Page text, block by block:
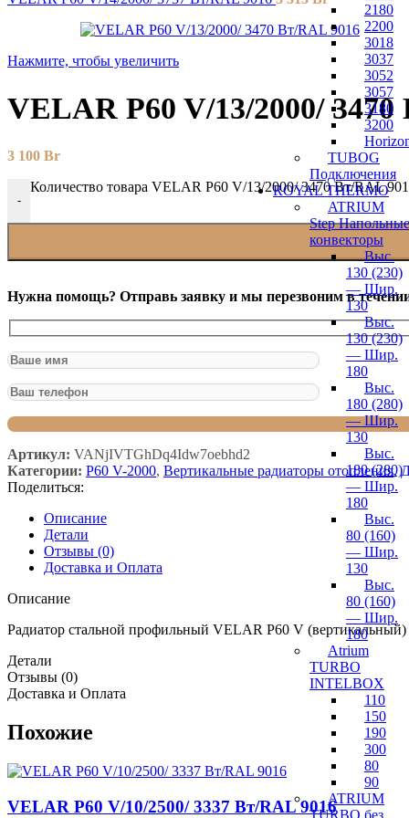
2180
2200
3018
3037
3052
3057
3180
3200
TUBOG
Подключения
ROYAL THERMO
ATRIUM
Step Напольные
конвекторы
Выс.
130 (230)
— Шир.
130
Выс.
130 (230)
— Шир.
180
Выс.
180 (280)
— Шир.
130
Выс.
180 (280)
— Шир.
180
Выс.
80 (160)
— Шир.
130
Выс.
80 (160)
— Шир.
180
Atrium
TURBO
INTELBOX
110
150
190
300
80
90
ATRIUM
TURBO без
Нажмите, чтобы увеличить
VELAR P60 V/13/2000/ 3470
3 100 Br
-
Количество товара VELAR P60 V/13/2000/ 3470 Bт/RAL
Нужна помощь? Отправь заявку и мы перезвоним в
Артикул: VANjIVTGhDq4Idw7oebhd2
Категории: P60 V-2000, Вертикальные радиаторы отопления,
Поделиться:
Описание
Детали
Отзывы (0)
Доставка и Оплата
Описание
Радиатор стальной профильный VELAR P60 V
Детали
Отзывы (0)
Доставка и Оплата
Похожие
VELAR P60 V/10/2500/ 3337 Bт/RAL 9016